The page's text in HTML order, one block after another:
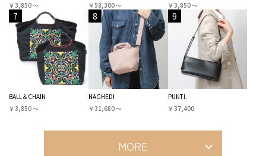
￥3,850 〜
￥58,300 〜
￥3,850 〜
7
BALL＆CHAIN
￥3,850 〜
8
NAGHEDI
￥31,680 〜
9
PUNTI.
￥37,400
MORE